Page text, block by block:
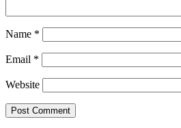
Name *
Email *
Website